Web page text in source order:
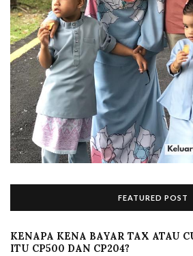
FEATURED POST
KENAPA KENA BAYAR TAX ATAU
ITU CP500 DAN CP204?